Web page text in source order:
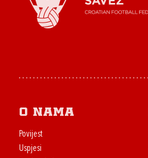
O nama
Povijest
Uspjesi